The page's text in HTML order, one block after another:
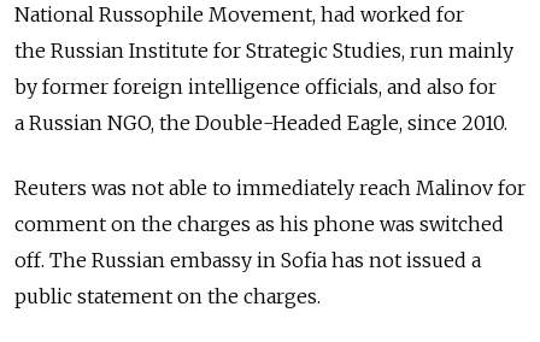
National Russophile Movement, had worked for
the Russian Institute for Strategic Studies, run mainly
by former foreign intelligence officials, and also for
a Russian NGO, the Double-Headed Eagle, since 2010.
Reuters was not able to immediately reach Malinov for
comment on the charges as his phone was switched
off. The Russian embassy in Sofia has not issued a
public statement on the charges.